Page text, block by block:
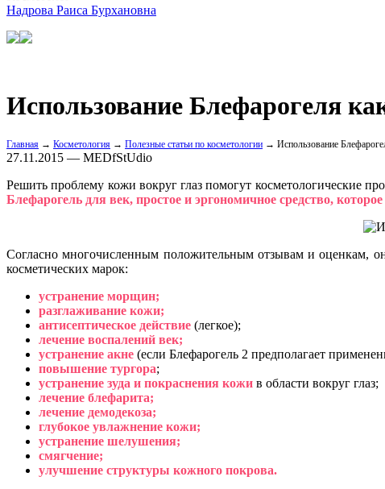
Надрова Раиса Бурхановна
Использование Блефарогеля
Главная → Косметология → Полезные статьи по косметологии → Использование
27.11.2015 — MEDfStUdio
Решить проблему кожи вокруг глаз помогут косметологические
Блефарогель для век, простое и эргономичное средство,
Согласно многочисленным положительным отзывам и оценкам,
косметических марок:
устранение морщин;
разглаживание кожи;
антисептическое действие (легкое);
лечение воспалений век;
устранение акне (если Блефарогель 2 предполагает
повышение тургора;
устранение зуда и покраснения кожи в области вокруг глаз;
лечение блефарита;
лечение демодекоза;
глубокое увлажнение кожи;
устранение шелушения;
смягчение;
улучшение структуры кожного покрова.